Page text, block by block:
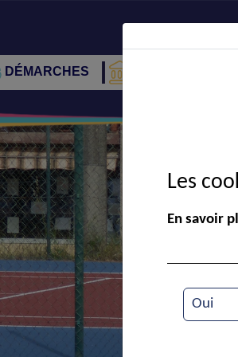
DÉMARCHES
Les
En savoir
Oui